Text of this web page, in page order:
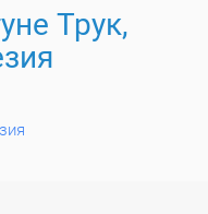
Трук,